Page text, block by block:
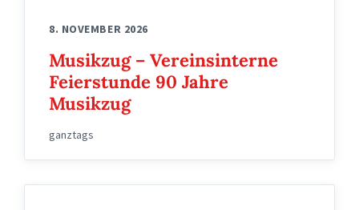
8. NOVEMBER 2026
Musikzug – Vereinsinterne
Feierstunde 90 Jahre
Musikzug
ganztags